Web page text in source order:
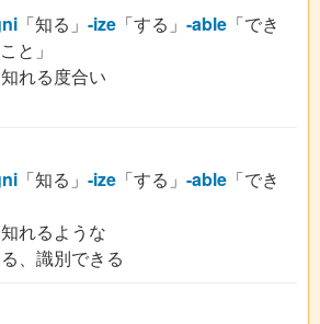
「知る」 -ize 「する」 -able 「でき
こと」
れる度合い
「知る」 -ize 「する」 -able 「でき
れるような
、識別できる